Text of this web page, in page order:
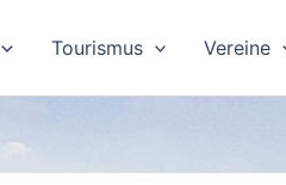
Tourismus Vereine